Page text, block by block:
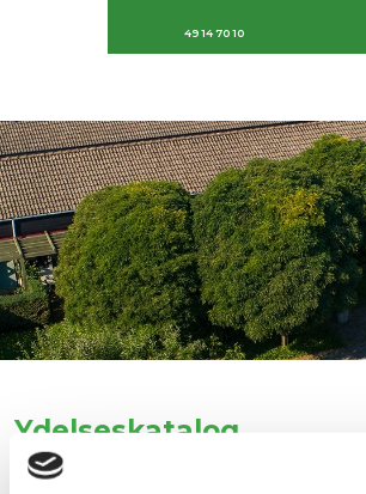
49 14 70 10
Ydelseskatalog​
Vi hjælper borgere med forskellige